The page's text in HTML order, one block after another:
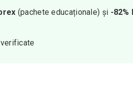
(pachete educaționale) și -82%